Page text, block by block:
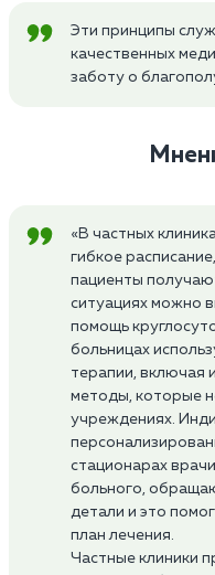
Эти принципы
качественных
заботу о
«В частных
гибкое
пациенты
ситуациях можно
помощь
больницах
терапии, включая
методы, которые
учреждениях.
стационарах
больного,
детали и это
план лечения.
Частные клиники